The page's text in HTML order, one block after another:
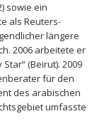
sowie ein
als Reuters-
längere
2006 arbeitete er
(Beirut). 2009
für den
des arabischen
umfasste